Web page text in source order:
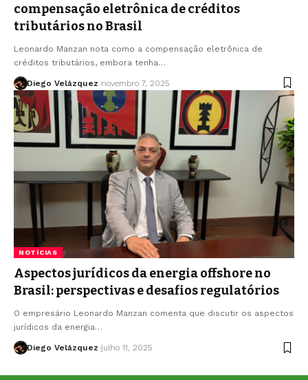
compensação eletrônica de créditos
tributários no Brasil
Leonardo Manzan nota como a compensação eletrônica de
créditos tributários, embora tenha…
Diego Velázquez novembro 7, 2025
NOTÍCIAS
Aspectos jurídicos da energia offshore no
Brasil: perspectivas e desafios regulatórios
O empresário Leonardo Manzan comenta que discutir os aspectos
jurídicos da energia…
Diego Velázquez julho 11, 2025